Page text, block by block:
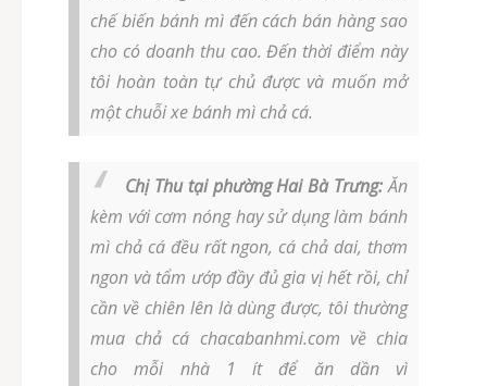
chế biến bánh mì đến cách bán hàng sao
cho có doanh thu cao. Đến thời điểm này
tôi hoàn toàn tự chủ được và muốn mở
một chuỗi xe bánh mì chả cá.
Chị Thu tại phường Hai Bà Trưng:Ăn
kèm với cơm nóng hay sử dụng làm bánh
mì chả cá đều rất ngon, cá chả dai, thơm
ngon và tẩm ướp đầy đủ gia vị hết rồi, chỉ
cần về chiên lên là dùng được, tôi thường
mua chả cá chacabanhmi.com về chia
cho mỗi nhà 1 ít để ăn dần vì